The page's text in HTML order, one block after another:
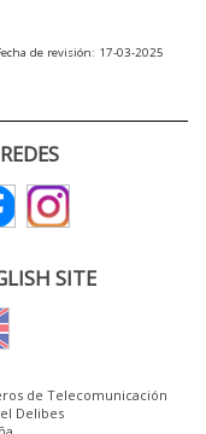
de revisión: 17-03-2025
SITE
de Telecomunicación
Delibes